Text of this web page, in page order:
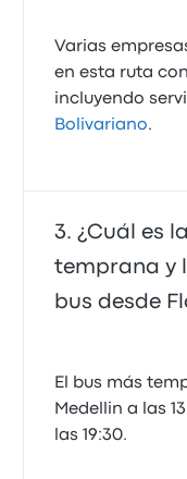
Varias
en esta ruta
incluyendo
Bolivariano.
¿Cuál es
temprana y
bus desde
El bus más
Medellin a las
las 19:30.